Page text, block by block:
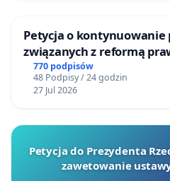
Petycja o kontynuowanie
związanych z reformą
770 podpisów
48 Podpisy / 24 godzin
27 Jul 2026
Petycja do Prezydenta
zawetowanie